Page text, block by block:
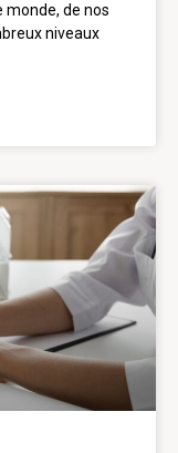
monde, de nos
niveaux